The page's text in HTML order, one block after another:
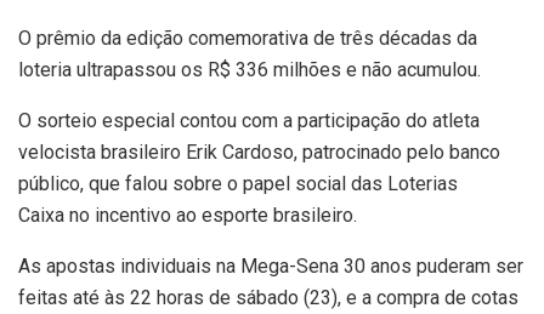
O prêmio da edição comemorativa de três décadas da
loteria ultrapassou os R$ 336 milhões e não acumulou.
O sorteio especial contou com a participação do atleta
velocista brasileiro Erik Cardoso, patrocinado pelo banco
público, que falou sobre o papel social das Loterias
Caixa no incentivo ao esporte brasileiro.
As apostas individuais na Mega-Sena 30 anos puderam ser
feitas até às 22 horas de sábado (23), e a compra de cotas